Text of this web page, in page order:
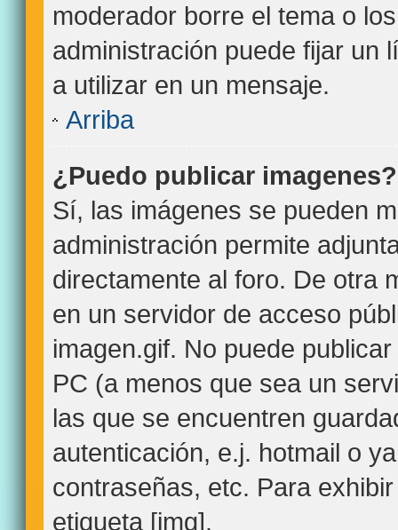
moderador borre el tema o
administración puede fijar un
a utilizar en un mensaje.
Arriba
¿Puedo publicar imagenes?
Sí, las imágenes se pueden
administración permite
directamente al foro. De otra
en un servidor de acceso
imagen.gif. No puede
PC (a menos que sea un
las que se encuentren
autenticación, e.j. hotmail o
contraseñas, etc. Para
etiqueta [img].